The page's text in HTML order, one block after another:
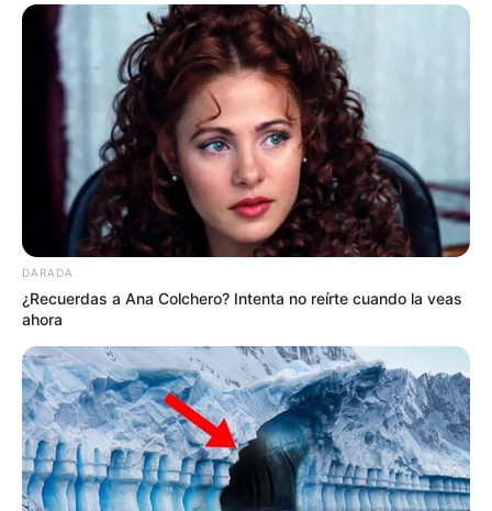
Razones por las que Ivana no acude a la final
de supervivientes